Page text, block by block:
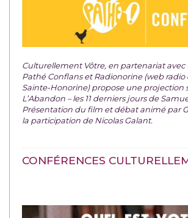
Culturellement Vôtre, en partenariat avec
Pathé Conflans et Radionorine (web radio
Sainte-Honorine) propose une projection
L’Abandon – les 11 derniers jours de
Présentation du film et débat animé par
la participation de Nicolas Galant.
CONFÉRENCES